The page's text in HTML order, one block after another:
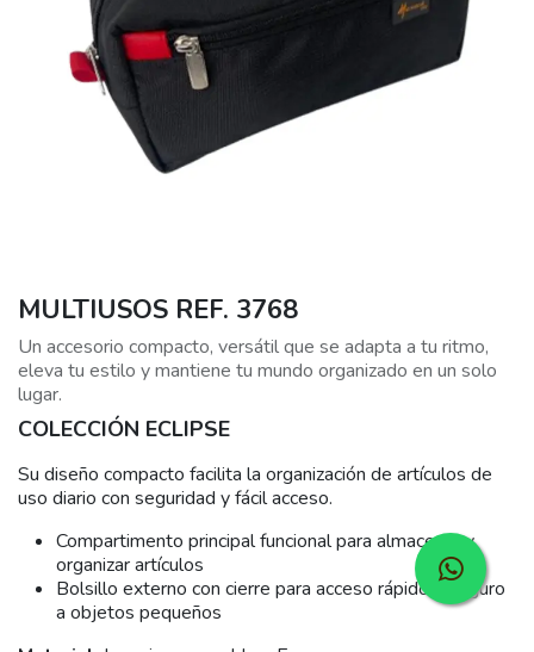
MULTIUSOS REF. 3768
Un accesorio compacto, versátil que se adapta a tu ritmo,
eleva tu estilo y mantiene tu mundo organizado en un solo
lugar.
COLECCIÓN ECLIPSE
Su diseño compacto facilita la organización de artículos de
uso diario con seguridad y fácil acceso.
Compartimento principal funcional para almacenar y
organizar artículos
Bolsillo externo con cierre para acceso rápido y seguro
a objetos pequeños